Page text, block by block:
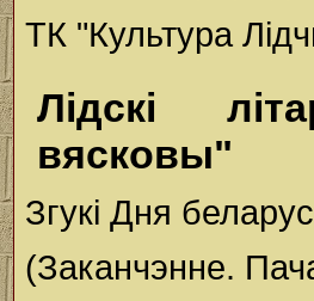
ТК "Культура
Лідскі
вясковы"
Згукі Дня
(Заканчэнне.